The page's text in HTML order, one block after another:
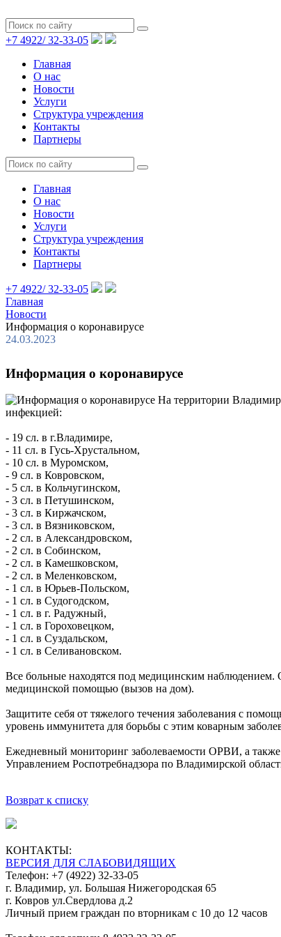
+7 4922/32-33-05
Главная
О нас
Новости
Услуги
Структура учреждения
Контакты
Партнеры
Главная
О нас
Новости
Услуги
Структура учреждения
Контакты
Партнеры
+7 4922/32-33-05
Главная
Новости
Информация о коронавирусе
24.03.2023
Информация о коронавирусе
На территории
инфекцией:
- 19 сл. в г.Владимире,
- 11 сл. в Гусь-Хрустальном,
- 10 сл. в Муромском,
- 9 сл. в Ковровском,
- 5 сл. в Кольчугинском,
- 3 сл. в Петушинском,
- 3 сл. в Киржачском,
- 3 сл. в Вязниковском,
- 2 сл. в Александровском,
- 2 сл. в Собинском,
- 2 сл. в Камешковском,
- 2 сл. в Меленковском,
- 1 сл. в Юрьев-Польском,
- 1 сл. в Судогодском,
- 1 сл. в г. Радужный,
- 1 сл. в Гороховецком,
- 1 сл. в Суздальском,
- 1 сл. в Селивановском.
Все больные находятся под медицинским
медицинской помощью (вызов на дом).
Защитите себя от тяжелого течения заболевания с
уровень иммунитета для борьбы с этим коварным
Ежедневный мониторинг заболеваемости ОРВИ, а также
Управлением Роспотребнадзора по Владимирской
Возврат к списку
КОНТАКТЫ:
ВЕРСИЯ ДЛЯ СЛАБОВИДЯЩИХ
Телефон: +7 (4922) 32-33-05
г. Владимир, ул. Большая Нижегородская 65
г. Ковров ул.Свердлова д.2
Личный прием граждан по вторникам с 10 до 12 часов